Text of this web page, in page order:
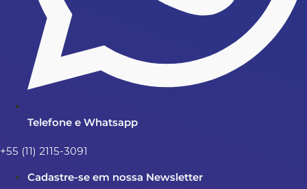
Telefone e Whatsapp
+55 (11) 2115-3091
Cadastre-se em nossa Newsletter